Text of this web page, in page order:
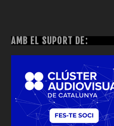
AMB EL SUPORT DE: